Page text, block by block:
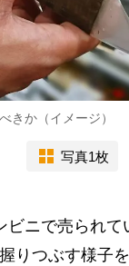
きか（イメージ）
写真1枚
ニで売られて
りつぶす様子